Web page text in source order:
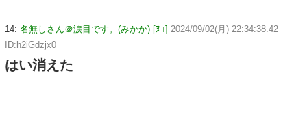
14: 名無しさん＠涙目です。(みかか) [ﾇｺ] 2024/09/02(月) 22:34:38.42
ID:h2iGdzjx0
はい消えた